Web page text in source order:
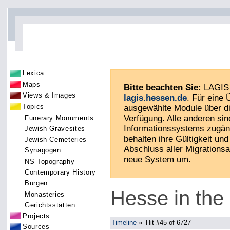
Lexica
Maps
Views & Images
Topics
Funerary Monuments
Jewish Gravesites
Jewish Cemeteries
Synagogen
NS Topography
Contemporary History
Burgen
Monasteries
Gerichtsstätten
Projects
Sources
Bitte beachten Sie:
lagis.hessen.de. Für eine
ausgewählte Module über
Verfügung. Alle anderen
Informationssystems
behalten ihre Gültigkeit
Abschluss aller
neue System um.
Hesse in
Timeline » Hit #45 of 6727